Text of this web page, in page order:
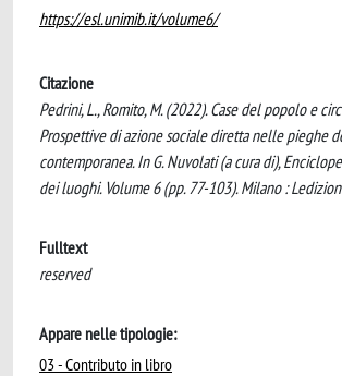
https://esl.unimib.it/volume6/
Citazione
Pedrini, L., Romito, M. (2022). Case del popolo e
Prospettive di azione sociale diretta nelle pieghe
contemporanea. In G. Nuvolati (a cura di),
dei luoghi. Volume 6 (pp. 77-103). Milano :
Fulltext
reserved
Appare nelle tipologie:
03 - Contributo in libro